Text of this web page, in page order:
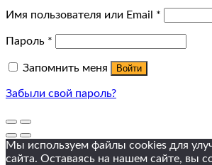
Имя пользователя или Email *
Пароль *
Запомнить меня Войти
Забыли свой пароль?
Мы используем файлы cookies для
сайта. Оставаясь на нашем сайте, вы